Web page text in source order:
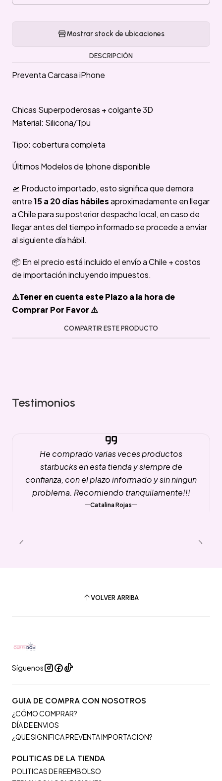
Mostrar stock de ubicaciones
DESCRIPCIÓN
Preventa Carcasa iPhone
Chicas Superpoderosas + colgante 3D
Material: Silicona/Tpu
Tipo: cobertura completa
Últimos Modelos de Iphone disponible
🛫 Producto importado, esto significa que demora
entre15 a 20 días hábilesaproximadamente en llegar
a Chile para su posterior despacho local, en caso de
llegar antes del tiempo informado se procede a enviar
al siguiente día hábil.
📦 En el precio está incluido el envío a Chile + costos
de importación incluyendo impuestos.
⚠️Tener en cuenta este Plazo a la hora de
Comprar Por Favor ⚠️
COMPARTIR ESTE PRODUCTO
Testimonios
He comprado varias veces productos
starbucks en esta tienda y siempre de
confianza, con el plazo informado y sin ningun
problema. Recomiendo tranquilamente!!!
Catalina Rojas
VOLVER ARRIBA
Síguenos
GUIA DE COMPRA CON NOSOTROS
¿CÓMO COMPRAR?
DÍA DE ENVIOS
¿QUE SIGNIFICA PREVENTA IMPORTACION?
POLITICAS DE LA TIENDA
POLITICAS DE REEMBOLSO